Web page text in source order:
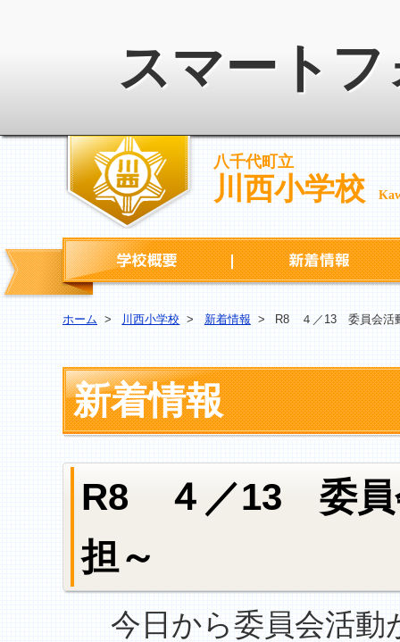
スマート
八千代町立
川西小学校
学校概要
ホーム > 川西小学校 > 新着情報 > R8 ４／13 委員会活
新着情報
R8 ４／13 委員
担～
今日から委員会活動